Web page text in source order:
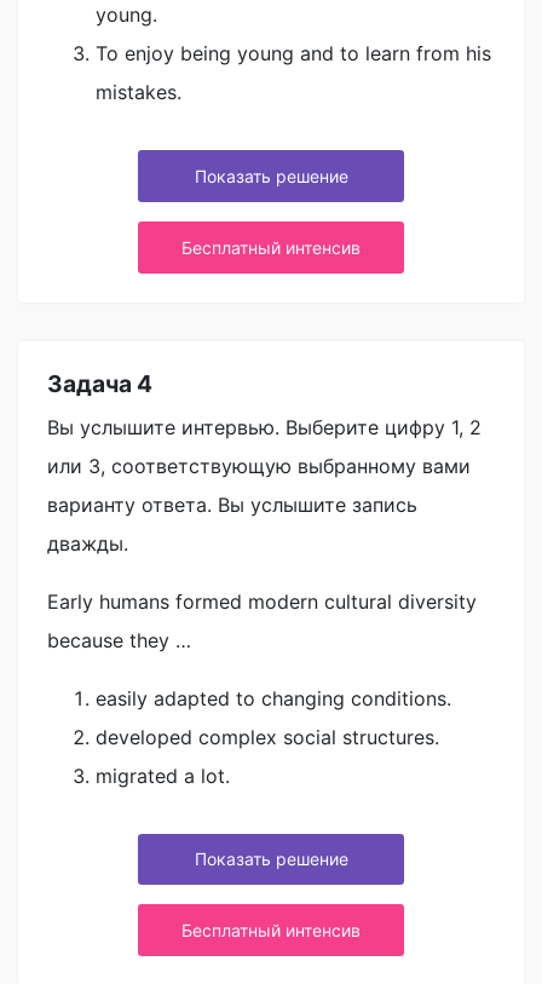
young.
To enjoy being young and to learn from his
mistakes.
Показать решение
Бесплатный интенсив
Задача 4
Вы услышите интервью. Выберите цифру 1, 2
или 3, соответствующую выбранному вами
варианту ответа. Вы услышите запись
дважды.
Early humans formed modern cultural diversity
because they …
easily adapted to changing conditions.
developed complex social structures.
migrated a lot.
Показать решение
Бесплатный интенсив